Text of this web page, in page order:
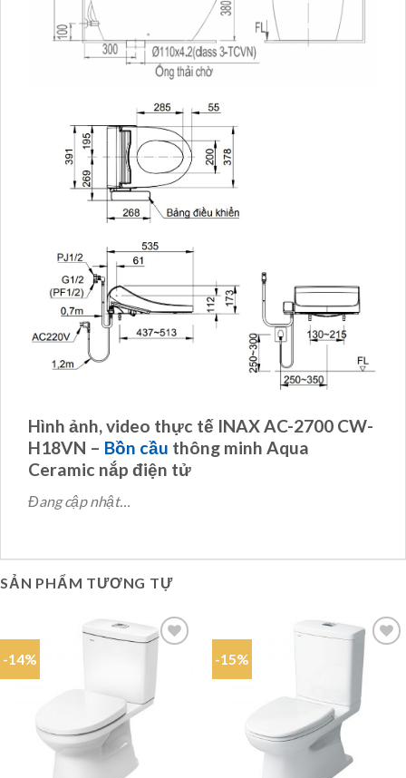
Hình ảnh, video thực tế INAX AC-2700 CW-
H18VN – Bồn cầu thông minh Aqua
Ceramic nắp điện tử
Đang cập nhật…
SẢN PHẨM TƯƠNG TỰ
-14%
wishlist
-15%
wishlist